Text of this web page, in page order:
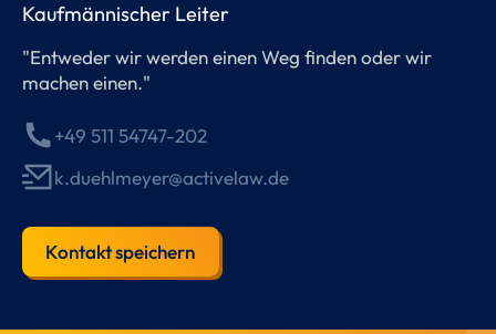
Kaufmännischer Leiter
"Entweder wir werden einen Weg finden oder wir
machen einen."
+49 511 54747-202
k.duehlmeyer@activelaw.de
Kontakt speichern